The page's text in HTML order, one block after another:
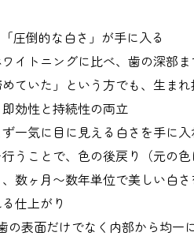
圧倒的な白さ」が手に入る
イトニングに比べ、歯の深部
ていた」という方でも、生ま
効性と持続性の両立
一気に目に見える白さを手に入
うことで、色の後戻り（元の
数ヶ月〜数年単位で美しい白
仕上がり
の表面だけでなく内部から均